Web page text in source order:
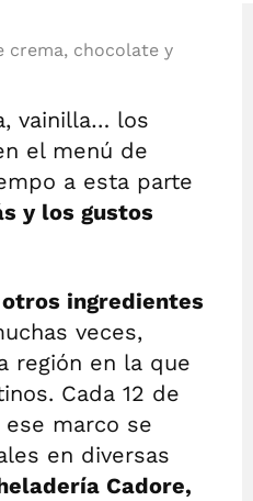
crema, chocolate y
vainilla… los
el menú de
a esta parte
y los gustos
ingredientes
veces,
región en la que
Cada 12 de
ese marco se
en diversas
Cadore,